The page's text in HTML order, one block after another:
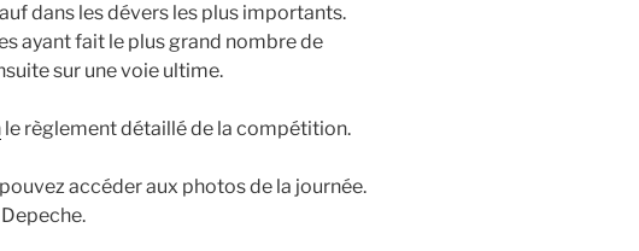
dans les dévers les plus importants.
ayant fait le plus grand nombre de
sur une voie ultime.
le règlement détaillé de la compétition.
accéder aux photos de la journée.